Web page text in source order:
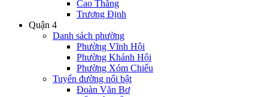
Cao Thắng
Trương Định
Quận 4
Danh sách phường
Phường Vĩnh Hội
Phường Khánh Hội
Phường Xóm Chiếu
Tuyến đường nổi bật
Đoàn Văn Bơ